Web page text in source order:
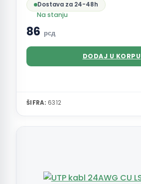
Dostava za 24-48h
Na stanju
86 рсд
DODAJ U KORPU
ŠIFRA: 6312